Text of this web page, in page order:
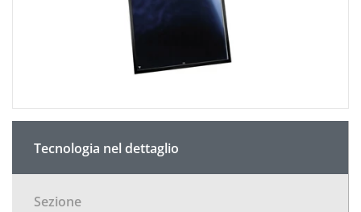
Tecnologia nel dettaglio
Sezione